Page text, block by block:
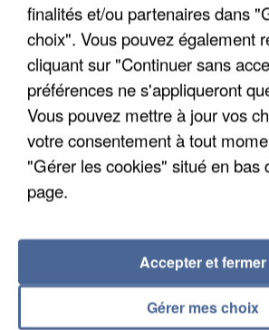
L’UN DES FONDATEURS
MAFIA INTERPELLÉ EN ALGÉRIE
finalités et/ou partenaires dans
choix". Vous pouvez également
cliquant sur "Continuer sans
préférences ne s'appliqueront
Vous pouvez mettre à jour vos
votre consentement à tout
"Gérer les cookies" situé en bas
page.
Gérer mes choix
Accepter et fermer